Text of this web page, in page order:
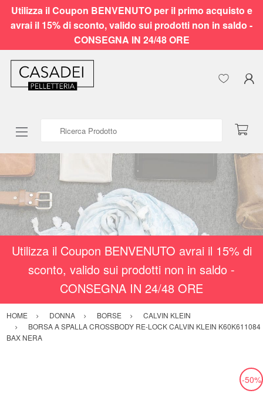
Utilizza il Coupon BENVENUTO per il primo acquisto e
avrai il 15% di sconto, valido sui prodotti non in saldo -
CONSEGNA IN 24/48 ORE
Utilizza il Coupon BENVENUTO avrai il 15% di
sconto, valido sui prodotti non in saldo -
CONSEGNA IN 24/48 ORE
HOME DONNA BORSE
CALVIN KLEIN
BORSA A SPALLA CROSSBODY RE-LOCK CALVIN KLEIN K60K611084
BAX NERA
-50%